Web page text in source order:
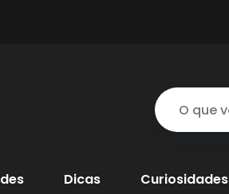
Dicas Curiosidades